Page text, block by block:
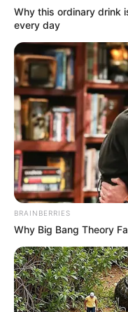
Why this ordinary drink
every day
BRAINBERRIES
Why Big Bang Theory